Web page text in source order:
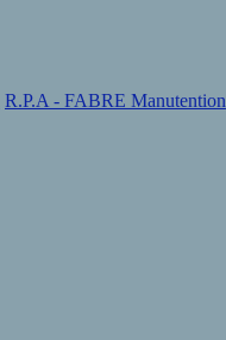
R.P.A - FABRE Manutention